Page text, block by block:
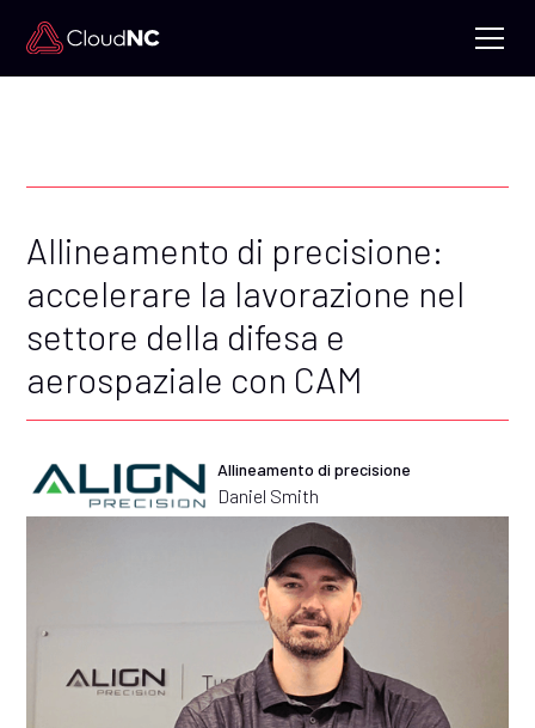
Allineamento di precisione:
accelerare la lavorazione nel
settore della difesa e
aerospaziale con CAM
Allineamento di precisione
Daniel Smith